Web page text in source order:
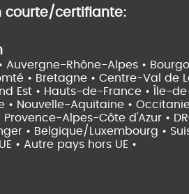
courte/certifiante:
Auvergne-Rhône-Alpes •
• Bretagne • Centre-Val de
Est • Hauts-de-France •
Île-
• Nouvelle-Aquitaine •
Provence-Alpes-Côte d'Azur •
• Belgique/Luxembourg •
• Autre pays hors UE •